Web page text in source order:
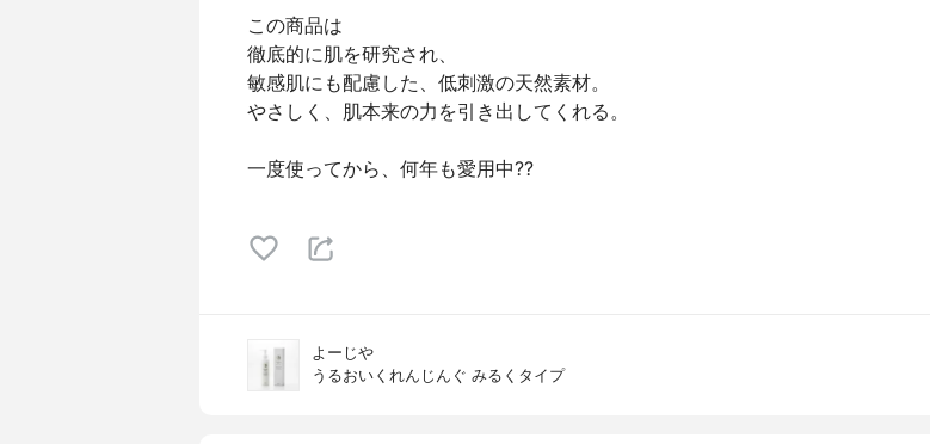
この商品は
徹底的に肌を研究され、
敏感肌にも配慮した、低刺激の天然素材。
やさしく、肌本来の力を引き出してくれる。
一度使ってから、何年も愛用中??
よーじや
うるおいくれんじんぐ みるくタイプ